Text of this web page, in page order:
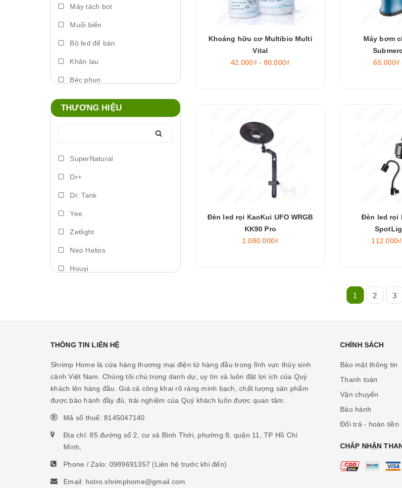
Khoáng hữu cơ Multibio Multi
Vital
42.000₫ - 80.000₫
Máy bơm
65.000₫
Đèn led rọi KaoKui UFO WRGB
KK90 Pro
1.080.000₫
Đèn led rọi
1 2 3
Máy tách bọt
Muối biển
Bộ led để bàn
Khăn lau
Béc phun
Máy phun sương
Foam xịt
Vitamin cá biển
Hỗ trợ ao hồ
Nhíp
Phụ kiện ấp artemia
Hỗ trợ tiêu hóa
THƯƠNG HIỆU
SuperNatural
Dr+
Dr. Tank
Yee
Zetlight
Neo Helios
Houyi
Dymax
Cibi
KZJ
Mius
KW zone
Coloer
THÔNG TIN LIÊN HỆ
Shrimp Home là cửa hàng thương mại điện tử hàng đầu trong lĩnh vực thủy sinh
cảnh Việt Nam. Chúng tôi chú trọng danh dự, uy tín và luôn đặt lợi ích của Quý
khách lên hàng đầu. Giá cả công khai rõ ràng minh bạch, chất lượng sản phẩm
được bảo hành đầy đủ, trải nghiệm của Quý khách luôn được quan tâm.
Mã số thuế: 8145047140
Địa chỉ: 85 đường số 2, cư xá Bình Thới, phường 8, quận 11, TP Hồ Chí
Minh,
Phone / Zalo: 0989691357 (Liên hệ trước khi đến)
Email: hotro.shrimphome@gmail.com
CHÍNH SÁCH
Bảo mật thông tin
Thanh toán
Vận chuyển
Bảo hành
Đổi trả - hoàn tiền
CHẤP NHẬN